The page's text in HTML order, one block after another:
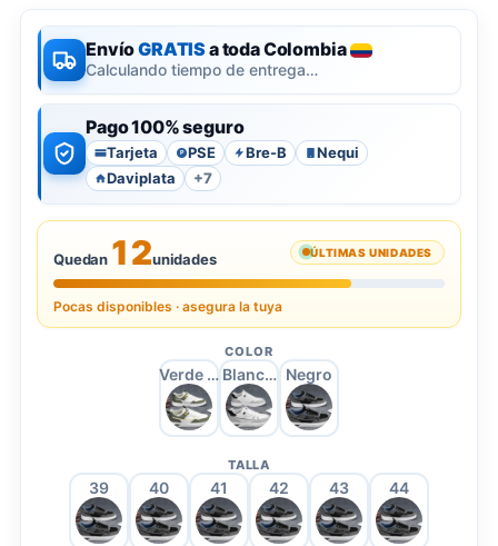
EnvíoGRATISa toda Colombia
Calculando tiempo de entrega…
Pago 100% seguro
Tarjeta P PSE Bre-B
Nequi
Daviplata
+7
Quedan 12unidades ÚLTIMAS UNIDADES
Pocas disponibles · asegura la tuya
COLOR
Verde BeigeBlanco y Gris
Negro
TALLA
39 40 41 42 43 44